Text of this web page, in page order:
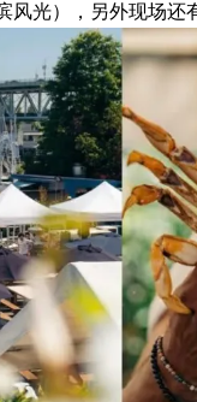
光），另外现场还